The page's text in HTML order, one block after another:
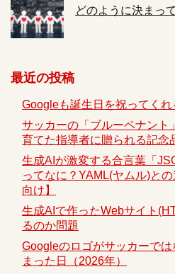
どのように決まっ
最近の投稿
Googleも誕生日を祝ってくれ
サッカーの「ブルーペナント
育てた指導者に贈られる記念
生成AIが激変する合言葉「
ってなに？YAML(ヤムル)と
向け】
生成AIで作ったWebサイト
るのか問題
Googleのロゴがサッカーで
まった日（2026年）